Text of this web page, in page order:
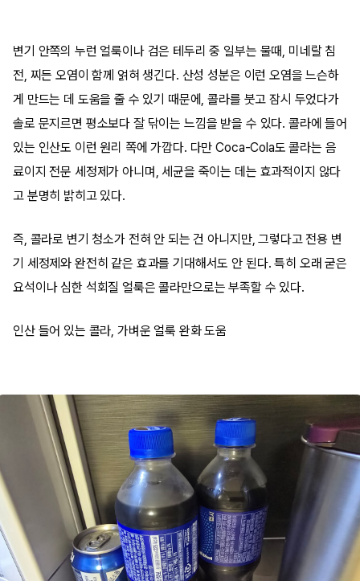
변기 안쪽의 누런 얼룩이나 검은 테두리 중 일부는 물때, 미네랄 침
전, 찌든 오염이 함께 얽혀 생긴다. 산성 성분은 이런 오염을 느슨하
게 만드는 데 도움을 줄 수 있기 때문에, 콜라를 붓고 잠시 두었다가
솔로 문지르면 평소보다 잘 닦이는 느낌을 받을 수 있다. 콜라에 들어
있는 인산도 이런 원리 쪽에 가깝다. 다만 Coca-Cola도 콜라는 음
료이지 전문 세정제가 아니며, 세균을 죽이는 데는 효과적이지 않다
고 분명히 밝히고 있다.
즉, 콜라로 변기 청소가 전혀 안 되는 건 아니지만, 그렇다고 전용 변
기 세정제와 완전히 같은 효과를 기대해서도 안 된다. 특히 오래 굳은
요석이나 심한 석회질 얼룩은 콜라만으로는 부족할 수 있다.
인산 들어 있는 콜라, 가벼운 얼룩 완화 도움